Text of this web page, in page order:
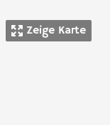
Zeige Karte